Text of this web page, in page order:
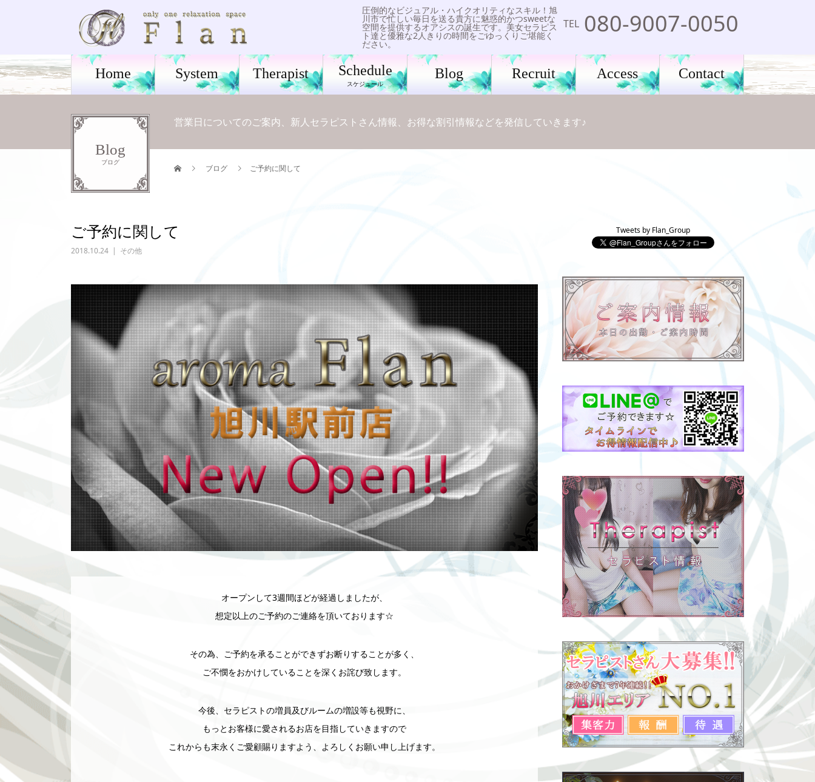
圧倒的なビジュアル・ハイクオリティなスキル！旭
川市で忙しい毎日を送る貴方に魅惑的かつsweetな
空間を提供するオアシスの誕生です。美女セラピス
ト達と優雅な2人きりの時間をごゆっくりご堪能く
ださい。
TEL 080-9007-0050
Home System Therapist Schedule
スケジュール
Blog Recruit Access Contact
Blog
ブログ
営業日についてのご案内、新人セラピストさん情報、お得な割引情報などを発信していきます♪
ブログ ご予約に関して
ご予約に関して
2018.10.24 その他
オープンして3週間ほどが経過しましたが、
想定以上のご予約のご連絡を頂いております☆
その為、ご予約を承ることができずお断りすることが多く、
ご不憫をおかけしていることを深くお詫び致します。
今後、セラピストの増員及びルームの増設等も視野に、
もっとお客様に愛されるお店を目指していきますので
これからも末永くご愛顧賜りますよう、よろしくお願い申し上げます。
Tweets by Flan_Group